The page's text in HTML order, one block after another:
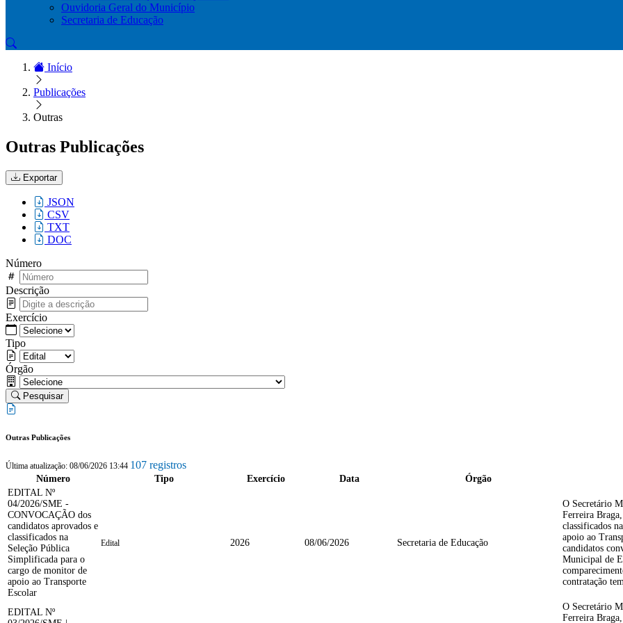
Ouvidoria Geral do Município
Secretaria de Educação
Início
Publicações
Outras
Outras Publicações
Exportar
JSON
CSV
TXT
DOC
Número
Descrição
Exercício
Tipo
Órgão
Pesquisar
Outras Publicações
Última atualização: 08/06/2026 13:44 107 registros
Número Tipo Exercício Data
Órgão
EDITAL Nº
04/2026/SME -
CONVOCAÇÃO dos
candidatos aprovados e
classificados na
Seleção Pública
Simplificada para o
cargo de monitor de
apoio ao Transporte
Escolar
Edital 2026 08/06/2026 Secretaria de Educação
O Secretário
Ferreira
classificados
apoio ao
candidatos
Municipal de
contratação
EDITAL Nº
O Secretário
Ferreira